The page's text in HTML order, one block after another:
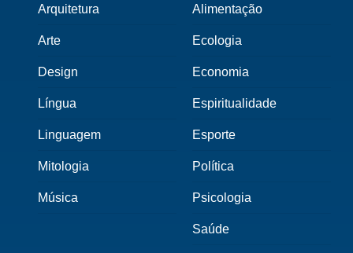
Arquitetura
Arte
Design
Língua
Linguagem
Mitologia
Música
Alimentação
Ecologia
Economia
Espiritualidade
Esporte
Política
Psicologia
Saúde